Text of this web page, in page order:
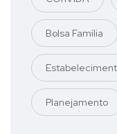
Bolsa Família
Planejamento